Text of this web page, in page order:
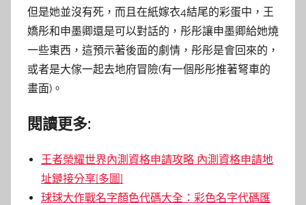
但是她並沒有死，而且在紙嫁衣4結尾的彩蛋中，王
嬌彤和申墨卿還是可以對話的，彤彤讓申墨卿給她燒
一些東西，這預示著後面的劇情，彤彤是會回來的，
或者是大傢一起去地府冒險(有一個彤彤推著弩車的
畫面)。
閱讀更多:
王者榮耀世界內測資格申請攻略 內測資格申請地
址鏈接分享[多圖]
球球大作戰名字顏色代碼大全：彩色名字代碼匯